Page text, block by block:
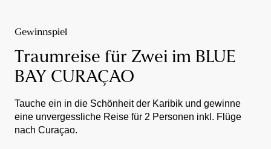
Gewinnspiel
Traumreise für Zwei im BLUE
BAY CURAÇAO
Tauche ein in die Schönheit der Karibik und gewinne
eine unvergessliche Reise für 2 Personen inkl. Flüge
nach Curaçao.